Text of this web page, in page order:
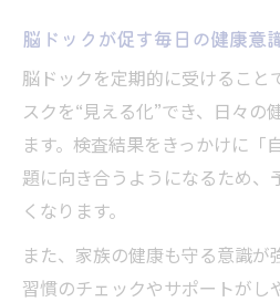
脳ドックが促す毎日の健康意
脳ドックを定期的に受けること
スクを“見える化”でき、日々の
ます。検査結果をきっかけに「
題に向き合うようになるため、
くなります。
また、家族の健康も守る意識
習慣のチェックやサポートがし